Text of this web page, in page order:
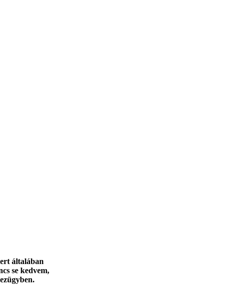
általában
se kedvem,